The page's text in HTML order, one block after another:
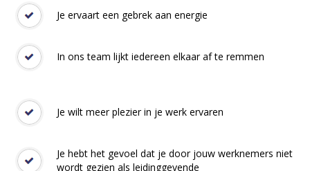
Prof. dr. Annemieke J.M. Roobeek -Hoogleraar Strategie en
Transformatiemanagement, Business Universiteit Nyenrode
Je ervaart een gebrek aan energie
In ons team lijkt iedereen elkaar af te remmen
Je wilt meer plezier in je werk ervaren
Je hebt het gevoel dat je door jouw werknemers niet
wordt gezien als leidinggevende